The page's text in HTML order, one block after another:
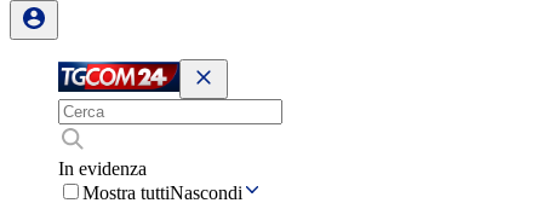
In evidenza
Mostra tuttiNascondi